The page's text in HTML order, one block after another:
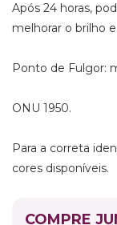
Após 24 horas,
melhorar o brilho
Ponto de Fulgor:
ONU 1950.
Para a correta
cores disponíveis.
COMPRE